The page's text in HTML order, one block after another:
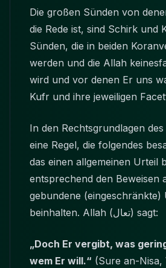
Die großen Sünden von
die Rede ist, sind Schirk und
Sünden, die in beiden
werden und die Allah
wird und vor denen Er uns
Kufr und ihre jeweiligen
In den Rechtsgrundlagen
eine Regel, die folgendes
das einen allgemeinen Urteil
entsprechend den Beweisen
gebundene (eingeschränkte)
beinhalten. Allah (تعال) sagt:
„Doch Er vergibt, was
wem Er will.“ (Sure an-Nisa,